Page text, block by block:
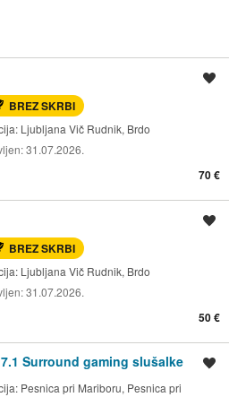
BREZ SKRBI
Ljubljana Vič Rudnik, Brdo
31.07.2026.
70 €
BREZ SKRBI
Ljubljana Vič Rudnik, Brdo
31.07.2026.
50 €
Surround gaming slušalke
Pesnica pri Mariboru, Pesnica pri